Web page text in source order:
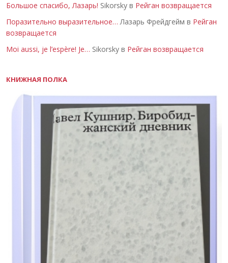
Большое спасибо, Лазарь! Sikorsky в Рейган возвращается
Поразительно выразительное… Лазарь Фрейдгейм в Рейган
возвращается
Moi aussi, je l’espère! Je… Sikorsky в Рейган возвращается
КНИЖНАЯ ПОЛКА